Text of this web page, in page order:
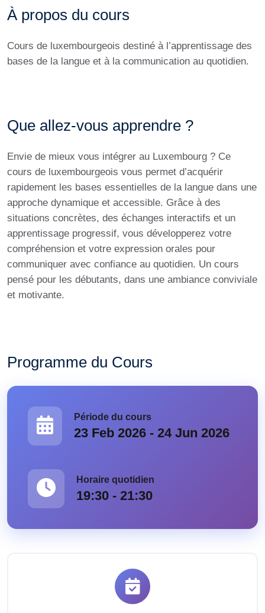
À propos du cours
Cours de luxembourgeois destiné à l’apprentissage des
bases de la langue et à la communication au quotidien.
Que allez-vous apprendre ?
Envie de mieux vous intégrer au Luxembourg ? Ce
cours de luxembourgeois vous permet d’acquérir
rapidement les bases essentielles de la langue dans une
approche dynamique et accessible. Grâce à des
situations concrètes, des échanges interactifs et un
apprentissage progressif, vous développerez votre
compréhension et votre expression orales pour
communiquer avec confiance au quotidien. Un cours
pensé pour les débutants, dans une ambiance conviviale
et motivante.
Programme du Cours
Période du cours
23 Feb 2026 - 24 Jun 2026
Horaire quotidien
19:30 - 21:30